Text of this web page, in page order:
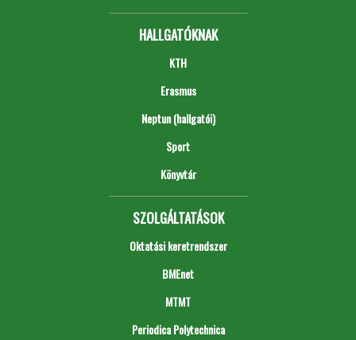
HALLGATÓKNAK
KTH
Erasmus
Neptun (hallgatói)
Sport
Könyvtár
SZOLGÁLTATÁSOK
Oktatási keretrendszer
BMEnet
MTMT
Periodica Polytechnica